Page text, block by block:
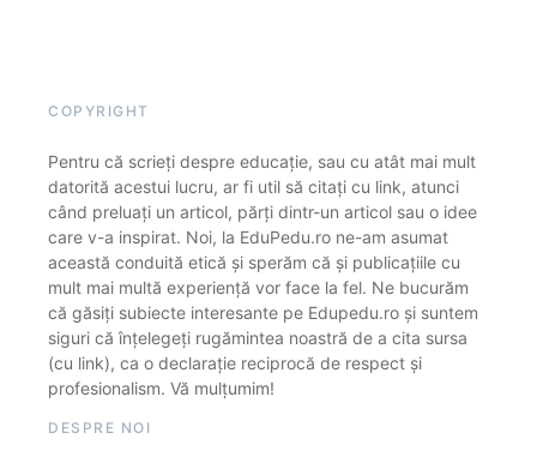
COPYRIGHT
Pentru că scrieți despre educație, sau cu atât mai mult
datorită acestui lucru, ar fi util să citați cu link, atunci
când preluați un articol, părți dintr-un articol sau o idee
care v-a inspirat. Noi, la EduPedu.ro ne-am asumat
această conduită etică și sperăm că și publicațiile cu
mult mai multă experiență vor face la fel. Ne bucurăm
că găsiți subiecte interesante pe Edupedu.ro și suntem
siguri că înțelegeți rugămintea noastră de a cita sursa
(cu link), ca o declarație reciprocă de respect și
profesionalism. Vă mulțumim!
DESPRE NOI